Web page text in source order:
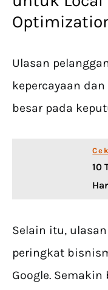
Ulasan
kepercayaan
besar pada
10
Selain itu,
peringkat
Google.